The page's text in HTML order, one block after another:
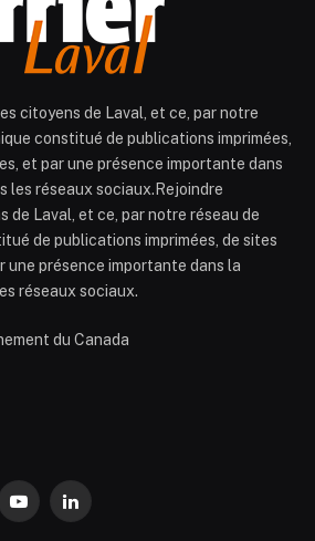
citoyens de Laval, et ce, par notre
constitué de publications imprimées,
et par une présence importante dans
les réseaux sociaux.Rejoindre
de Laval, et ce, par notre réseau de
de publications imprimées, de sites
une présence importante dans la
réseaux sociaux.
du Canada
YouTubeLinkedIn